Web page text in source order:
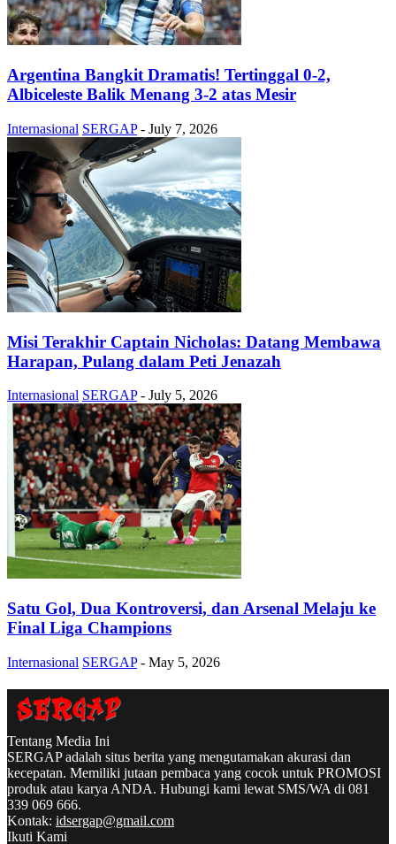
Argentina Bangkit Dramatis! Tertinggal 0-2,
Albiceleste Balik Menang 3-2 atas Mesir
Internasional SERGAP - July 7, 2026
Misi Terakhir Captain Nicholas: Datang Membawa
Harapan, Pulang dalam Peti Jenazah
Internasional SERGAP - July 5, 2026
Satu Gol, Dua Kontroversi, dan Arsenal Melaju ke
Final Liga Champions
Internasional SERGAP - May 5, 2026
Tentang Media Ini
SERGAP adalah situs berita yang mengutamakan akurasi dan
kecepatan. Memiliki jutaan pembaca yang cocok untuk PROMOSI
produk atau karya ANDA. Hubungi kami lewat SMS/WA di 081
339 069 666.
Kontak: idsergap@gmail.com
Ikuti Kami